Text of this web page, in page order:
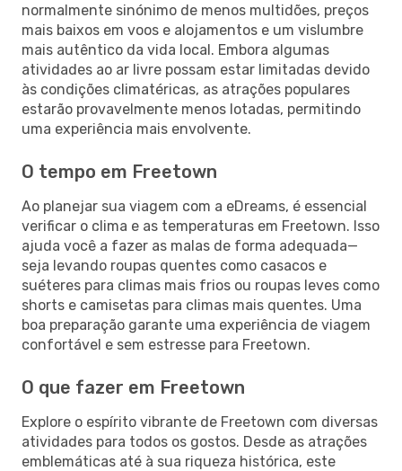
normalmente sinónimo de menos multidões, preços
mais baixos em voos e alojamentos e um vislumbre
mais autêntico da vida local. Embora algumas
atividades ao ar livre possam estar limitadas devido
às condições climatéricas, as atrações populares
estarão provavelmente menos lotadas, permitindo
uma experiência mais envolvente.
O tempo em Freetown
Ao planejar sua viagem com a eDreams, é essencial
verificar o clima e as temperaturas em Freetown. Isso
ajuda você a fazer as malas de forma adequada—
seja levando roupas quentes como casacos e
suéteres para climas mais frios ou roupas leves como
shorts e camisetas para climas mais quentes. Uma
boa preparação garante uma experiência de viagem
confortável e sem estresse para Freetown.
O que fazer em Freetown
Explore o espírito vibrante de Freetown com diversas
atividades para todos os gostos. Desde as atrações
emblemáticas até à sua riqueza histórica, este